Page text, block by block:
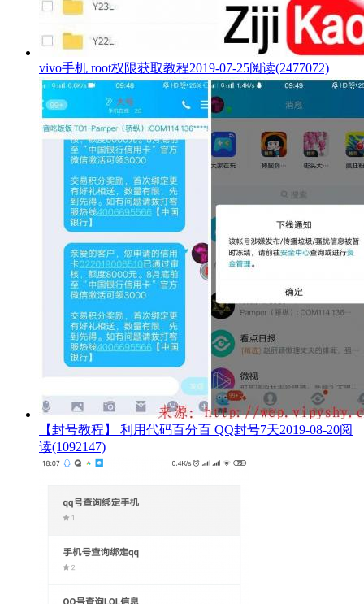
vivo手机 root权限获取教程2019-07-25阅读(2477072)
【封号教程】 利用代码百分百 QQ封号7天2019-08-20阅
读(1092147)